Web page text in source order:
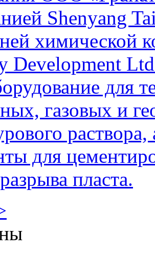
Shenyang
химической
Development
для
газовых и
для
пласта.